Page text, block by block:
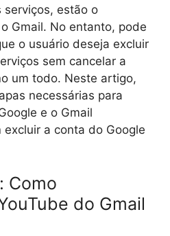
serviços, estão o
Gmail. No entanto, pode
o usuário deseja excluir
sem cancelar a
um todo. Neste artigo,
necessárias para
e o Gmail
a conta do Google
Como
do Gmail